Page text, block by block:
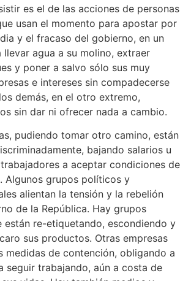
es el de las acciones de personas
usan el momento para apostar por
y el fracaso del gobierno, en un
llevar agua a su molino, extraer
y poner a salvo sólo sus muy
e intereses sin compadecerse
demás, en el otro extremo,
sin dar ni ofrecer nada a cambio.
pudiendo tomar otro camino, están
bajando salarios u
a aceptar condiciones de
Algunos grupos políticos y
alientan la tensión y la rebelión
de la República. Hay grupos
están re-etiquetando, escondiendo y
sus productos. Otras empresas
medidas de contención, obligando a
seguir trabajando, aún a costa de